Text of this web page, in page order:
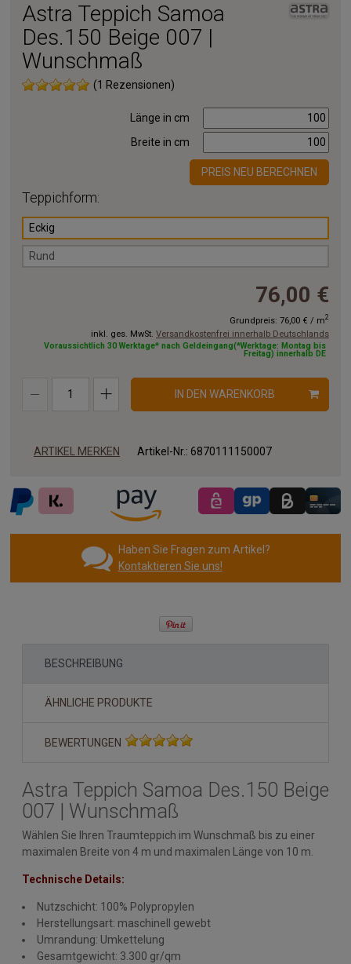
Astra Teppich Samoa
Des.150 Beige 007 |
Wunschmaß
(1 Rezensionen)
Länge in cm
Breite in cm
PREIS NEU BERECHNEN
Teppichform:
Eckig
Rund
76,00 €
Grundpreis: 76,00 € / m2
inkl. ges. MwSt. Versandkostenfrei innerhalb Deutschlands
Voraussichtlich 30 Werktage* nach Geldeingang(*Werktage: Montag bis
Freitag) innerhalb DE
IN DEN WARENKORB
ARTIKEL MERKEN Artikel-Nr.: 6870111150007
Haben Sie Fragen zum Artikel?
Kontaktieren Sie uns!
BESCHREIBUNG
ÄHNLICHE PRODUKTE
BEWERTUNGEN
Astra Teppich Samoa Des.150 Beige
007 | Wunschmaß
Wählen Sie Ihren Traumteppich im Wunschmaß bis zu einer
maximalen Breite von 4 m und maximalen Länge von 10 m.
Technische Details:
Nutzschicht: 100% Polypropylen
Herstellungsart: maschinell gewebt
Umrandung: Umkettelung
Gesamtgewicht: 3.300 gr/qm